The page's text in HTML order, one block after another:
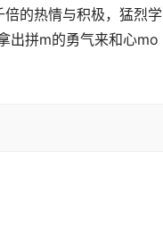
的热情与积极，猛烈学
出拼m的勇气来和心mo